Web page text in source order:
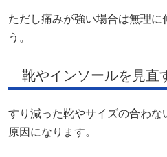
ただし痛みが強い場合は無理に
う。
靴やインソールを見直
すり減った靴やサイズの合わな
原因になります。